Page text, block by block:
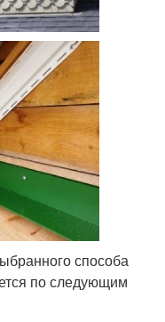
способа
по следующим